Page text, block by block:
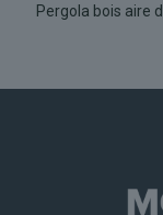
Pergola bois aire